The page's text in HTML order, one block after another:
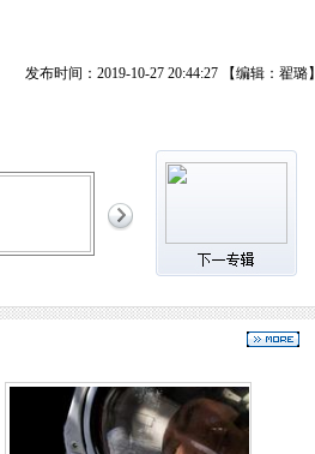
发布时间：2019-10-27 20:44:27 【编辑：翟璐】